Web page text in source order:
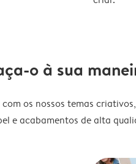
o à sua
os nossos temas
e acabamentos de alta